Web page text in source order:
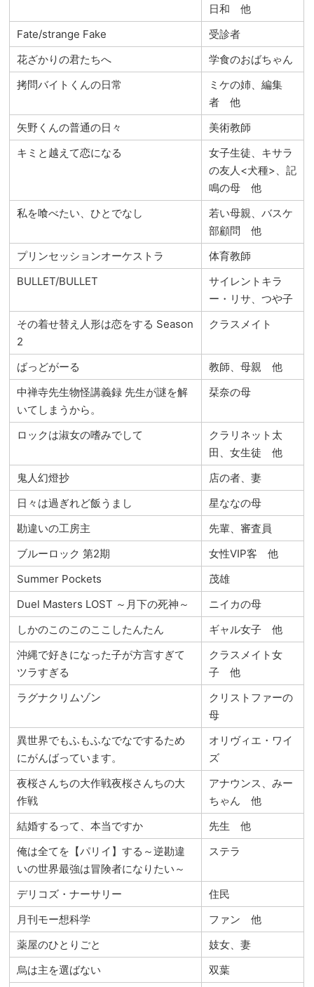
日和 他
Fate/strange Fake
受診者
花ざかりの君たちへ
学食のおばちゃん
拷問バイトくんの日常
ミケの姉、編集
者 他
矢野くんの普通の日々
美術教師
キミと越えて恋になる
女子生徒、キサラ
の友人<犬種>、記
鳴の母 他
私を喰べたい、ひとでなし
若い母親、バスケ
部顧問 他
プリンセッションオーケストラ
体育教師
BULLET/BULLET
サイレントキラ
ー・リサ、つや子
その着せ替え人形は恋をする Season
2
クラスメイト
ばっどがーる
教師、母親 他
中禅寺先生物怪講義録 先生が謎を解
いてしまうから。
栞奈の母
ロックは淑女の嗜みでして
クラリネット太
田、女生徒 他
鬼人幻燈抄
店の者、妻
日々は過ぎれど飯うまし
星ななの母
勘違いの工房主
先輩、審査員
ブルーロック 第2期
女性VIP客 他
Summer Pockets
茂雄
Duel Masters LOST ～月下の死神～
ニイカの母
しかのこのこのここしたんたん
ギャル女子 他
沖縄で好きになった子が方言すぎて
ツラすぎる
クラスメイト女
子 他
ラグナクリムゾン
クリストファーの
母
異世界でもふもふなでなでするため
にがんばっています。
オリヴィエ・ワイ
ズ
夜桜さんちの大作戦夜桜さんちの大
作戦
アナウンス、みー
ちゃん 他
結婚するって、本当ですか
先生 他
俺は全てを【パリイ】する～逆勘違
いの世界最強は冒険者になりたい～
ステラ
デリコズ・ナーサリー
住民
月刊モー想科学
ファン 他
薬屋のひとりごと
妓女、妻
烏は主を選ばない
双葉